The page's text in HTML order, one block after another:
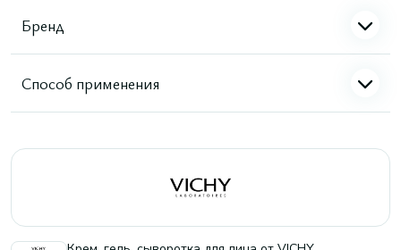
Бренд
Способ применения